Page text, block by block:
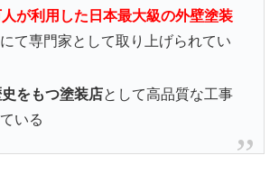
が利用した日本最大級の外壁塗装
にて専門家として取り上げられてい
をもつ塗装店として高品質な工事
いる